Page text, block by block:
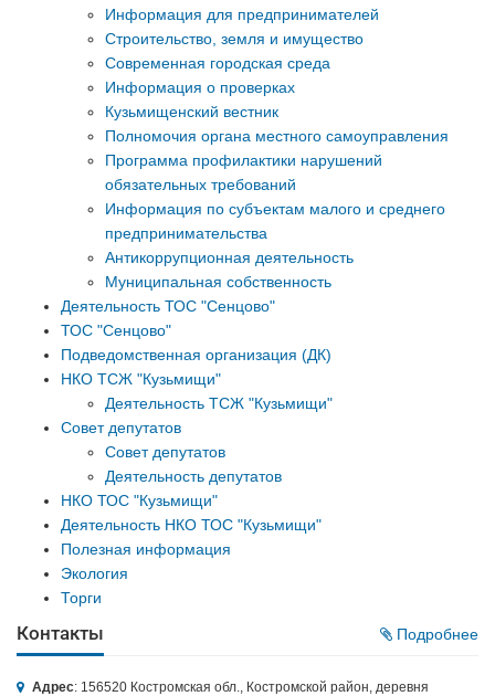
Информация для предпринимателей
Строительство, земля и имущество
Современная городская среда
Информация о проверках
Кузьмищенский вестник
Полномочия органа местного самоуправления
Программа профилактики нарушений
обязательных требований
Информация по субъектам малого и среднего
предпринимательства
Антикоррупционная деятельность
Муниципальная собственность
Деятельность ТОС "Сенцово"
ТОС "Сенцово"
Подведомственная организация (ДК)
НКО ТСЖ "Кузьмищи"
Деятельность ТСЖ "Кузьмищи"
Совет депутатов
Совет депутатов
Деятельность депутатов
НКО ТОС "Кузьмищи"
Деятельность НКО ТОС "Кузьмищи"
Полезная информация
Экология
Торги
Контакты Подробнее
Адрес: 156520 Костромская обл., Костромской район, деревня